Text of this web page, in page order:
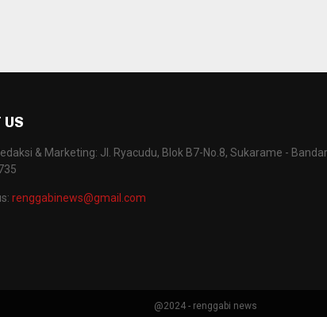
US
& Marketing: Jl. Ryacudu, Blok B7-No.8, Sukarame -
renggabinews@gmail.com
@2024 - renggabi news